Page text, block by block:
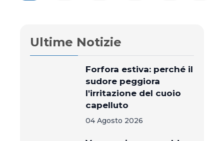
Ultime Notizie
Forfora estiva: perché il
sudore peggiora
l'irritazione del cuoio
capelluto
04 Agosto 2026